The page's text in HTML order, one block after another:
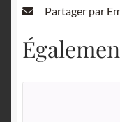
Partager par